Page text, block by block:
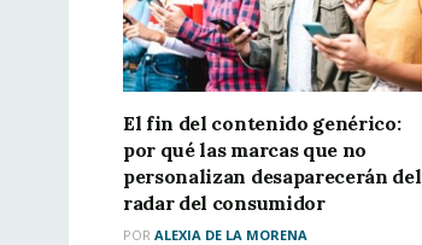
El fin del contenido genérico:
por qué las marcas que no
personalizan desaparecerán del
radar del consumidor
POR ALEXIA DE LA MORENA